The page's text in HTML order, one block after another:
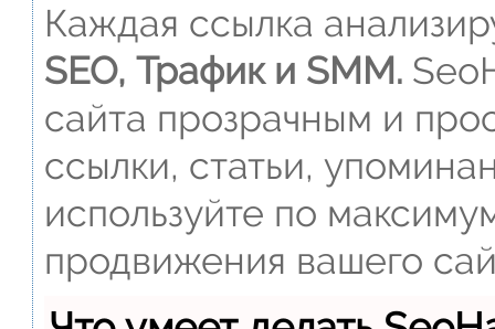
Каждая ссылка
SEO, Трафик и SMM.
сайта прозрачным и
ссылки, статьи,
используйте по
продвижения вашего